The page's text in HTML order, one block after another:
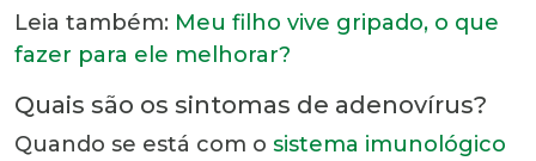
Leia também: Meu filho vive gripado, o que
fazer para ele melhorar?
Quais são os sintomas de adenovírus?
Quando se está com o sistema imunológico